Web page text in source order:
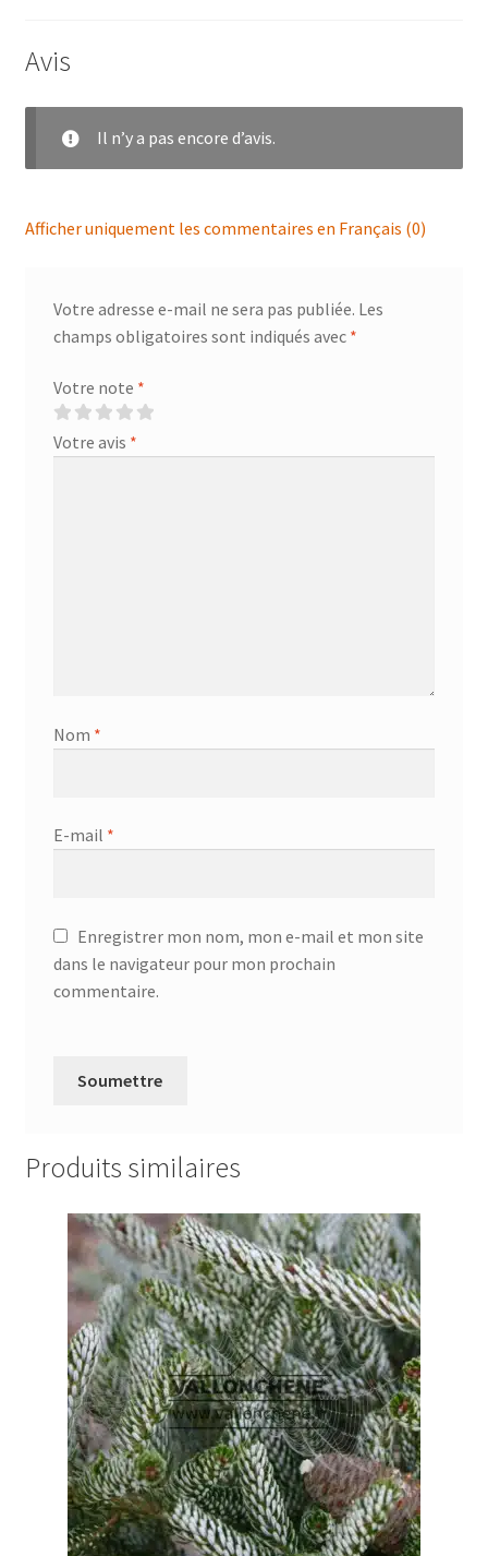
Avis
Il n’y a pas encore d’avis.
Afficher uniquement les commentaires en Français (0)
Votre adresse e-mail ne sera pas publiée. Les
champs obligatoires sont indiqués avec *
Votre note *
Votre avis *
Nom *
E-mail *
Enregistrer mon nom, mon e-mail et mon site
dans le navigateur pour mon prochain
commentaire.
Produits similaires